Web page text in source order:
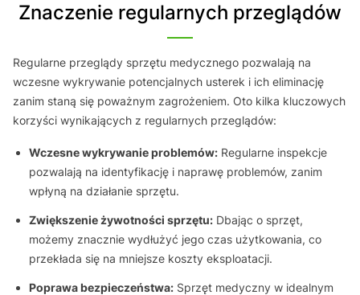
Znaczenie regularnych przeglądów
Regularne przeglądy sprzętu medycznego pozwalają na
wczesne wykrywanie potencjalnych usterek i ich eliminację
zanim staną się poważnym zagrożeniem. Oto kilka kluczowych
korzyści wynikających z regularnych przeglądów:
Wczesne wykrywanie problemów: Regularne inspekcje
pozwalają na identyfikację i naprawę problemów, zanim
wpłyną na działanie sprzętu.
Zwiększenie żywotności sprzętu: Dbając o sprzęt,
możemy znacznie wydłużyć jego czas użytkowania, co
przekłada się na mniejsze koszty eksploatacji.
Poprawa bezpieczeństwa: Sprzęt medyczny w idealnym